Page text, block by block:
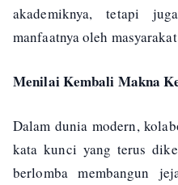
akademiknya, tetapi
manfaatnya oleh
Menilai Kembali Makna
Dalam dunia modern,
kata kunci yang terus
berlomba membangun